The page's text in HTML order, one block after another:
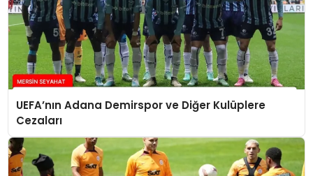
UEFA’nın Adana Demirspor ve Diğer Kulüplere
Cezaları